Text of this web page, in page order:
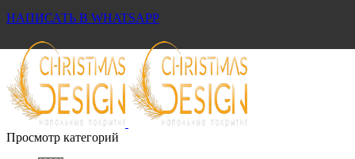
НАПИСАТЬ В WHATSAPP
Просмотр категорий